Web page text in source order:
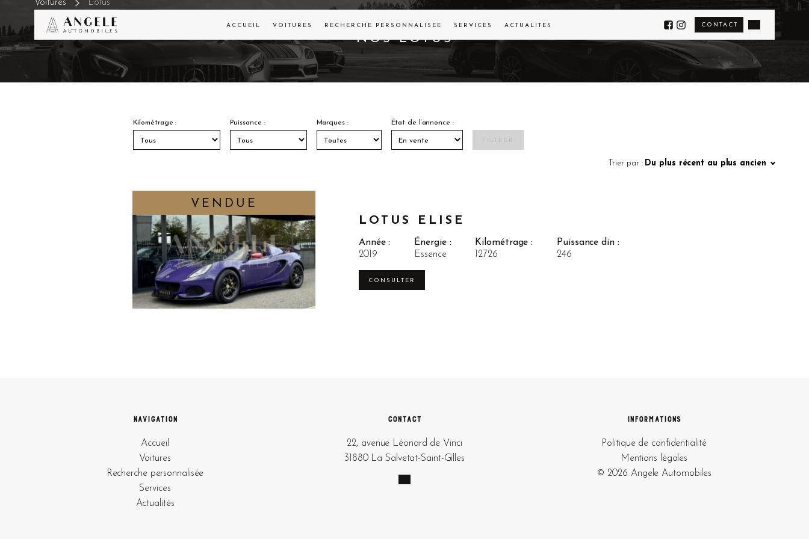
ACCUEIL VOITURES RECHERCHE PERSONNALISÉE SERVICES ACTUALITÉS CONTACT
Voitures Lotus
NOSLOTUS
Kilométrage : Puissance : Marques : État de l’annonce :
FILTRER
Trier par : Du plus récent au plus ancien
LOTUS ELISE
Année :
2019
Énergie :
Essence
Kilométrage :
12726
Puissance din :
246
CONSULTER
Navigation
Accueil
Voitures
Recherche personnalisée
Services
Actualités
Contact
22, avenue Léonard de Vinci
31880 La Salvetat-Saint-Gilles
Informations
Politique de confidentialité
Mentions légales
© 2026 Angele Automobiles